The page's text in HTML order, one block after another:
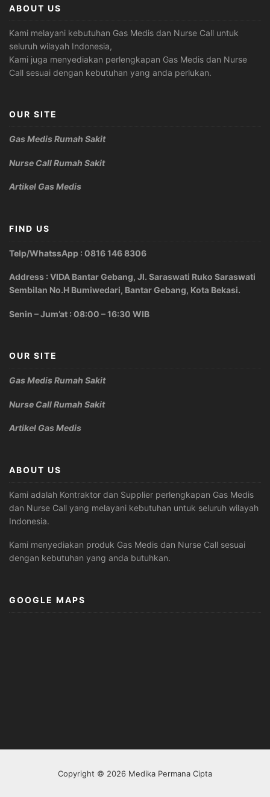
ABOUT US
Kami melayani kebutuhan Gas Medis dan Nurse Call untuk
seluruh wilayah Indonesia,
Kami juga menyediakan perlengkapan Gas Medis dan Nurse
Call sesuai dengan kebutuhan yang anda perlukan.
OUR SITE
Gas Medis Rumah Sakit
Nurse Call Rumah Sakit
Artikel Gas Medis
FIND US
Telp/WhatssApp : 0816 146 8306
Address : VIDA Bantar Gebang, Jl. Saraswati Ruko Saraswati
Sembilan No.H Bumiwedari, Bantar Gebang, Kota Bekasi.
Senin – Jum’at : 08:00 – 16:30 WIB
OUR SITE
Gas Medis Rumah Sakit
Nurse Call Rumah Sakit
Artikel Gas Medis
ABOUT US
Kami adalah Kontraktor dan Supplier perlengkapan Gas Medis
dan Nurse Call yang melayani kebutuhan untuk seluruh wilayah
Indonesia.
Kami menyediakan produk Gas Medis dan Nurse Call sesuai
dengan kebutuhan yang anda butuhkan.
GOOGLE MAPS
Copyright © 2026 Medika Permana Cipta